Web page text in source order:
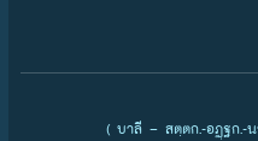
( บาลี – สตฺตก.-อฏฺฐก